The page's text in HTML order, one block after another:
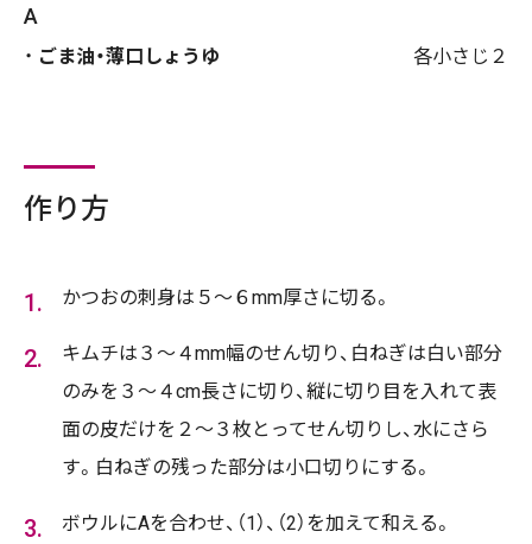
A
ごま油・薄口しょうゆ 各小さじ２
作り方
かつおの刺身は５～６mm厚さに切る。
キムチは３～４mm幅のせん切り、白ねぎは白い部分
のみを３～４cm長さに切り、縦に切り目を入れて表
面の皮だけを２～３枚とってせん切りし、水にさら
す。白ねぎの残った部分は小口切りにする。
ボウルにAを合わせ、（1）、（2）を加えて和える。